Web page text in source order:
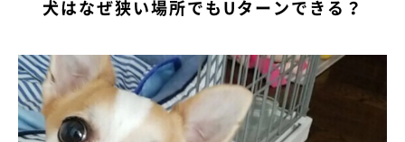
犬はなぜ狭い場所でもUターンできる？